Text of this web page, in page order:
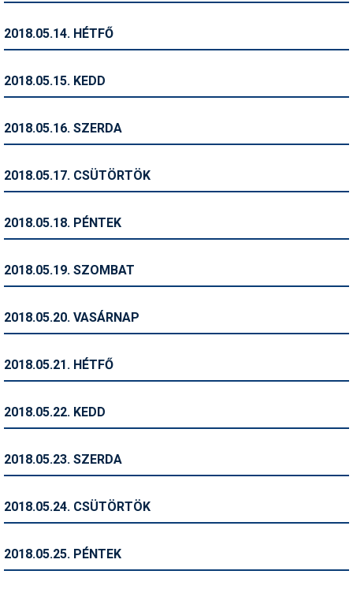
Símánia
Síszerviz
Snowboard
Szakértők
Telemark
Történelem
2018.05.14. HÉTFŐ
2018.05.15. KEDD
2018.05.16. SZERDA
2018.05.17. CSÜTÖRTÖK
2018.05.18. PÉNTEK
2018.05.19. SZOMBAT
2018.05.20. VASÁRNAP
2018.05.21. HÉTFŐ
2018.05.22. KEDD
2018.05.23. SZERDA
2018.05.24. CSÜTÖRTÖK
2018.05.25. PÉNTEK